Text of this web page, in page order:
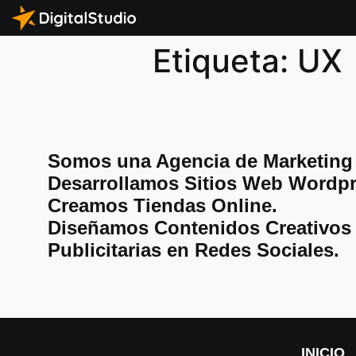
Etiqueta: UX
Somos una Agencia de
Desarrollamos Sitios Web
Creamos Tiendas Online.
Diseñamos Contenidos
Publicitarias en Redes Sociales.
INICIO